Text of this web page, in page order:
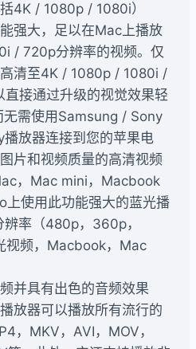
4K / 1080p / 1080i）
强大，足以在Mac上播放
/ 720p分辨率的视频。仅
清至4K / 1080p / 1080i /
接通过升级的视觉效果轻
无需使用Samsung / Sony
放器连接到您的苹果电
片和视频质量的高清视频
，Mac mini，Macbook
使用此功能强大的蓝光播
率（480p，360p，
视频，Macbook，Mac
并具有出色的音频效果
放器可以播放所有流行的
，MKV，AVI，MOV，